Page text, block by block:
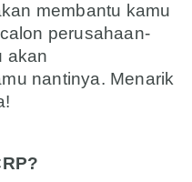
membantu kamu
perusahaan-
akan
nantinya. Menarik